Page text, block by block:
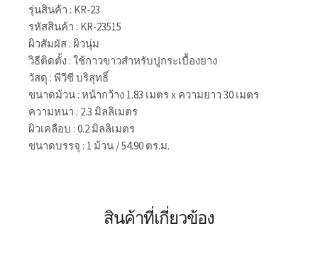
รุ่นสินค้า : KR-23
รหัสสินค้า : KR-23515
ผิวสัมผัส : ผิวนุ่ม
วิธีติดตั้ง : ใช้กาวขาวสำหรับปูกระเบื้องยาง
วัสดุ : พีวีซี บริสุทธิ์
ขนาดม้วน : หน้ากว้าง 1.83 เมตร x ความยาว 30 เมตร
ความหนา : 2.3 มิลลิเมตร
ผิวเคลือบ : 0.2 มิลลิเมตร
ขนาดบรรจุ : 1 ม้วน / 54.90 ตร.ม.
สินค้าที่เกี่ยวข้อง